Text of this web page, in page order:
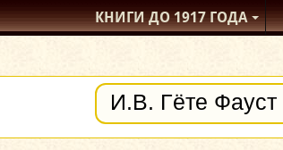
КНИГИ ДО 1917ГОДА